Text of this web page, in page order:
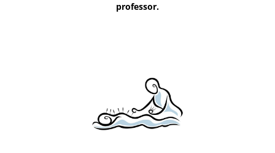
professor.